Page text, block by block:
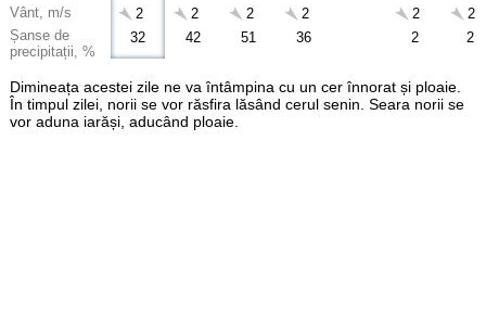
Vânt, m/s
Șanse de
precipitații, %
2
32
2
42
2
51
2
36
2
2
2
2
Dimineața acestei zile ne va întâmpina cu un cer înnorat și ploaie.
În timpul zilei, norii se vor răsfira lăsând cerul senin. Seara norii se
vor aduna iarăși, aducând ploaie.